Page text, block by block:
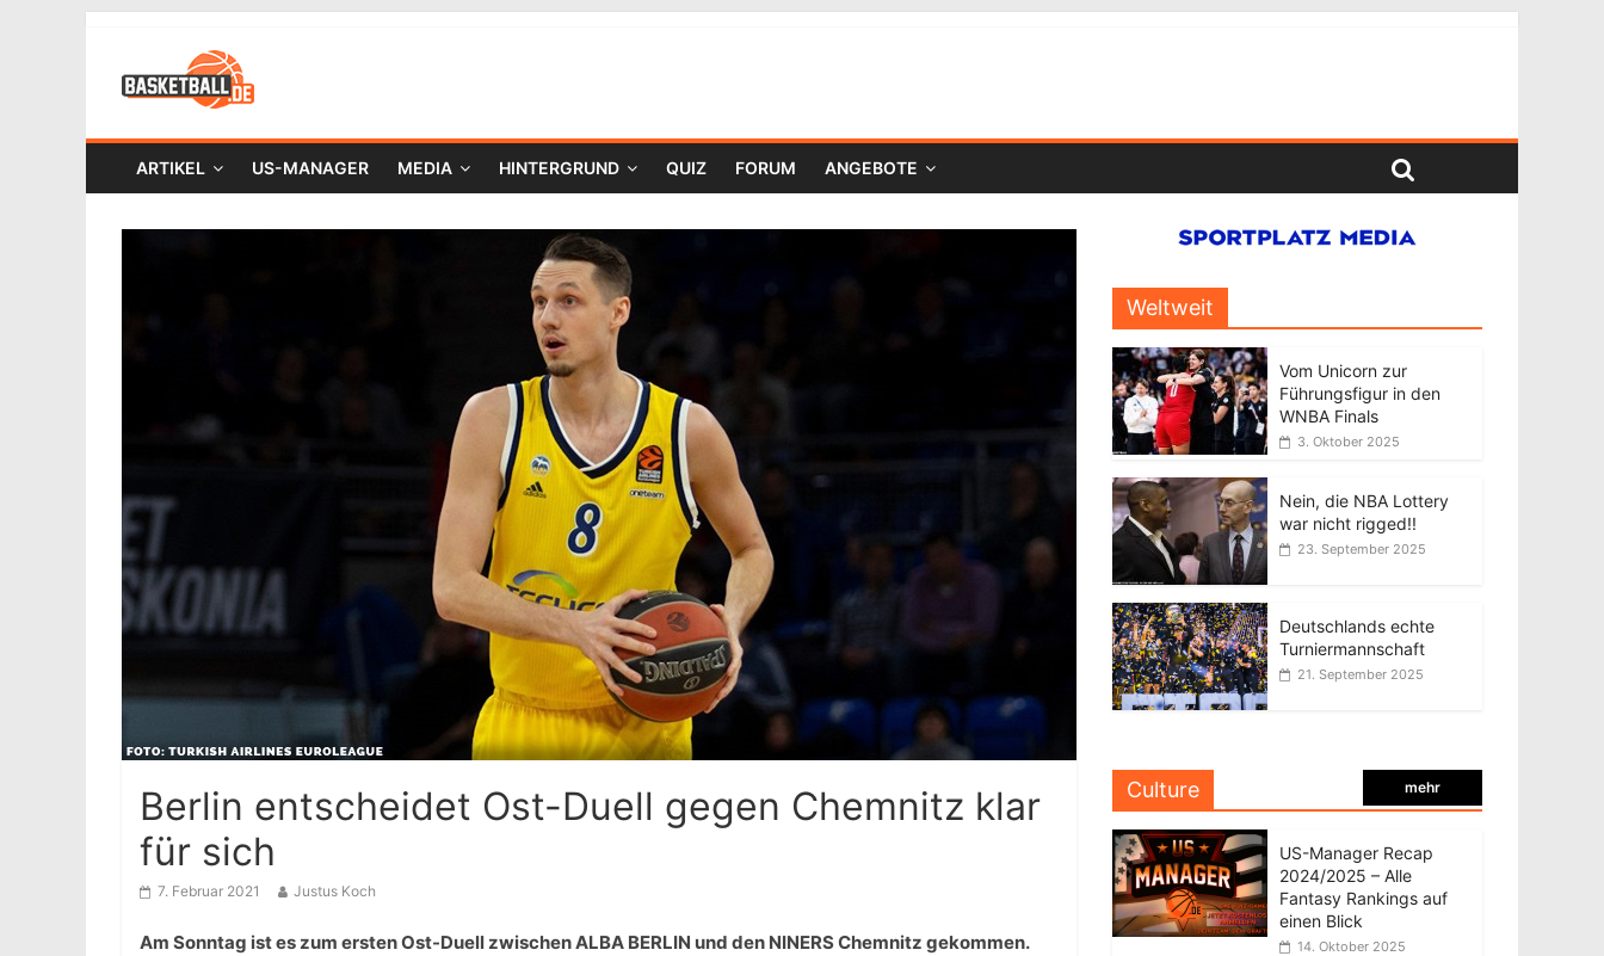
ARTIKEL US-MANAGER MEDIA HINTERGRUND QUIZ FORUM ANGEBOTE
Berlin entscheidet Ost-Duell gegen Chemnitz klar
für sich
7. Februar 2021 Justus Koch
Am Sonntag ist es zum ersten Ost-Duell zwischen ALBA BERLIN und den NINERS Chemnitz gekommen.
Weltweit
Vom Unicorn zur
Führungsfigur in den
WNBA Finals
3. Oktober 2025
Nein, die NBA Lottery
war nicht rigged!!
23. September 2025
Deutschlands echte
Turniermannschaft
21. September 2025
Culture mehr
US-Manager Recap
2024/2025 – Alle
Fantasy Rankings auf
einen Blick
14. Oktober 2025